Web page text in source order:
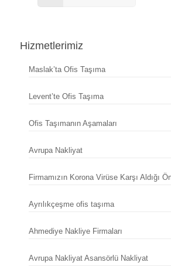
Hizmetlerimiz
Maslak’ta Ofis Taşıma
Levent’te Ofis Taşıma
Ofis Taşımanın Aşamaları
Avrupa Nakliyat
Firmamızın Korona Virüse Karşı Aldığı
Ayrılıkçeşme ofis taşıma
Ahmediye Nakliye Firmaları
Avrupa Nakliyat Asansörlü Nakliyat